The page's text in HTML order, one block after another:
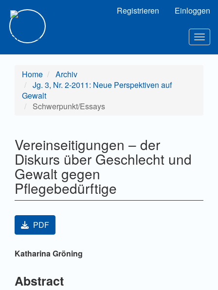
Hauptinhalt
Sidebar
Registrieren Einloggen
Home
Archiv
Jg. 3, Nr. 2-2011: Neue Perspektiven auf
Gewalt
Schwerpunkt/Essays
Vereinseitigungen – der
Diskurs über Geschlecht und
Gewalt gegen
Pflegebedürftige
Artikel-Sidebar
PDF
Hauptsächlicher Artikelinhalt
Katharina Gröning
Abstract